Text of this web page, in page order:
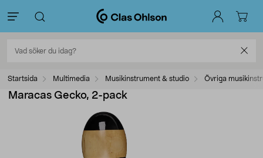
Startsida Multimedia Musikinstrument & studio Övriga
Maracas Gecko, 2-pack